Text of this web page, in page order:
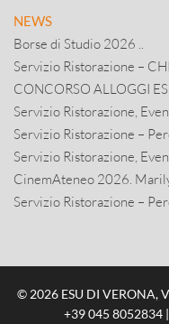
NEWS
Borse di Studio 2026 ..
Servizio Ristorazione –
CONCORSO ALLOGGI
Servizio Ristorazione,
Servizio Ristorazione –
Servizio Ristorazione,
CinemAteneo 2026.
Servizio Ristorazione –
© 2026 ESU DI VERONA,
+39 045 8052834|